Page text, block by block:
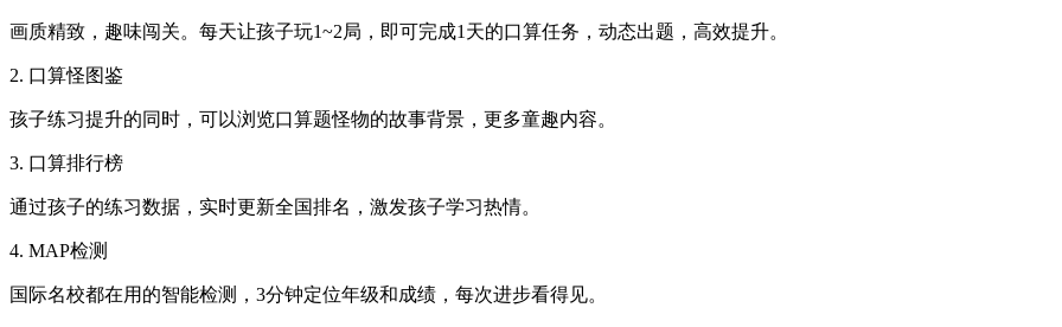
画质精致，趣味闯关。每天让孩子玩1~2局，即可完成1天的口算任务，动态出题，高效提升。
2. 口算怪图鉴
孩子练习提升的同时，可以浏览口算题怪物的故事背景，更多童趣内容。
3. 口算排行榜
通过孩子的练习数据，实时更新全国排名，激发孩子学习热情。
4. MAP检测
国际名校都在用的智能检测，3分钟定位年级和成绩，每次进步看得见。